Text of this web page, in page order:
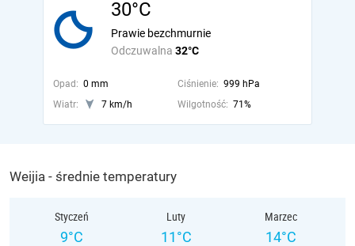
30°C
Odczuwalna 32°C
Prawie bezchmurnie
Opad: 0 mm Ciśnienie: 999 hPa
Wiatr:
7 km/h Wilgotność: 71%
Weijia - średnie temperatury
Styczeń
9°C
Luty
11°C
Marzec
14°C